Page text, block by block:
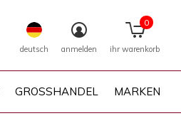
GROSSHANDEL MARKEN
deutsch anmelden ihr warenkorb
0